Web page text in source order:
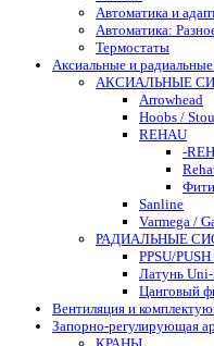
Автоматика и
Автоматика:
Термостаты
Аксиальные и
АКСИАЛЬНЫЕ
Arrowhead
Hoobs /
REHAU
-
Sanline
Varmega /
РАДИАЛЬНЫЕ
PPSU/
Латунь
Цанговый
Вентиляция и
Запорно-регулирующая